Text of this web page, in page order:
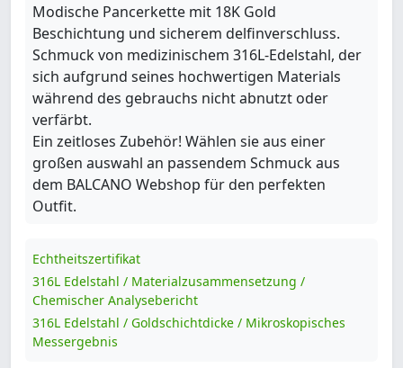
Modische Pancerkette mit 18K Gold
Beschichtung und sicherem delfinverschluss.
Schmuck von medizinischem 316L-Edelstahl, der
sich aufgrund seines hochwertigen Materials
während des gebrauchs nicht abnutzt oder
verfärbt.
Ein zeitloses Zubehör! Wählen sie aus einer
großen auswahl an passendem Schmuck aus
dem BALCANO Webshop für den perfekten
Outfit.
Echtheitszertifikat
316L Edelstahl / Materialzusammensetzung /
Chemischer Analysebericht
316L Edelstahl / Goldschichtdicke / Mikroskopisches
Messergebnis